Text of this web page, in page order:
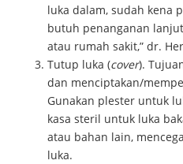
luka dalam, sudah kena
butuh penanganan
atau rumah sakit,” dr.
Tutup luka (cover).
dan menciptakan/
Gunakan plester untuk
kasa steril untuk luka
atau bahan lain,
luka.